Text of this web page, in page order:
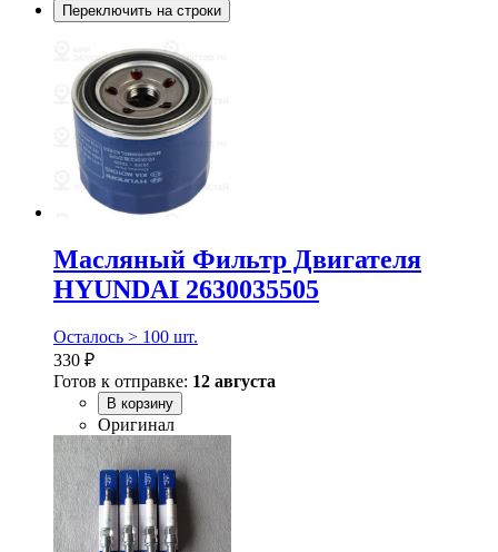
Переключить на строки
Масляный Фильтр Двигателя
HYUNDAI 2630035505
Осталось > 100 шт.
330 ₽
Готов к отправке: 12 августа
В корзину
Оригинал